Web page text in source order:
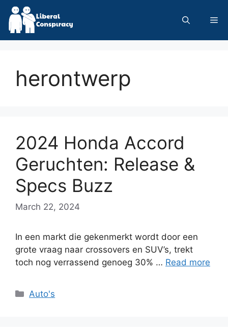
Skip
content
herontwerp
2024 Honda Accord
Geruchten: Release &
Specs Buzz
March 22, 2024
In een markt die gekenmerkt wordt door een
grote vraag naar crossovers en SUV’s, trekt
toch nog verrassend genoeg 30% … Read more
Categories
Auto's